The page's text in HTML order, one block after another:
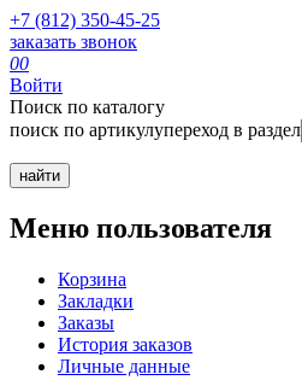
+7 (812) 350-45-25
заказать звонок
00
Войти
Поиск по каталогу
поиск по артикулупереход в раздел
Меню пользователя
Корзина
Закладки
Заказы
История заказов
Личные данные